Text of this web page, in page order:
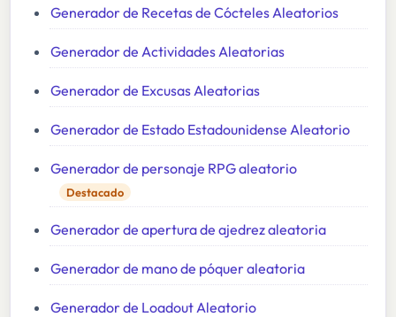
Generador de Recetas de Cócteles Aleatorios
Generador de Actividades Aleatorias
Generador de Excusas Aleatorias
Generador de Estado Estadounidense Aleatorio
Generador de personaje RPG aleatorio
Destacado
Generador de apertura de ajedrez aleatoria
Generador de mano de póquer aleatoria
Generador de Loadout Aleatorio